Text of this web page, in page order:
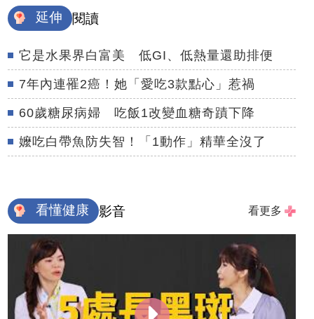
延伸 閱讀
它是水果界白富美 低GI、低熱量還助排便
7年內連罹2癌！她「愛吃3款點心」惹禍
60歲糖尿病婦 吃飯1改變血糖奇蹟下降
嬤吃白帶魚防失智！「1動作」精華全沒了
看懂健康 影音 看更多